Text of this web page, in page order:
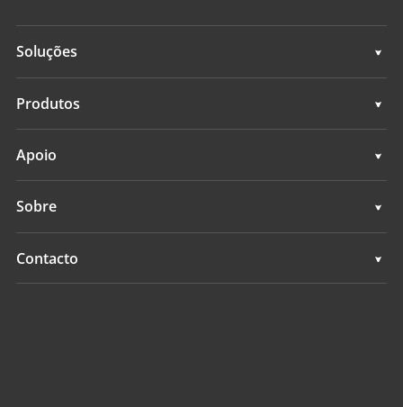
Soluções
Topografia e engenharia
Levantamento hidrográfico
Serviços de posicionamento
Produtos
Topografia e engenharia
Levantamento hidrográfico
Apoio
Apoio
Sobre
Visão geral
Contacto